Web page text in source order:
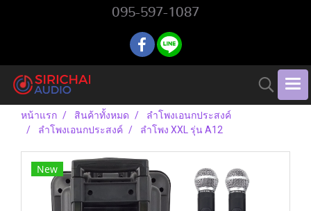
095-597-1087
หน้าแรก สินค้าทั้งหมด
ลำโพงเอนกประสงค์
ลำโพงเอนกประสงค์
ลำโพง XXL รุ่น A12
New